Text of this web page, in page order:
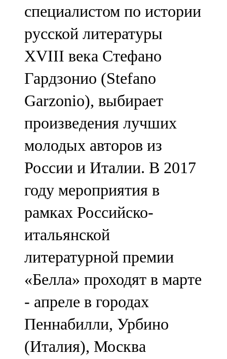
специалистом по истории
русской литературы
XVIII века Стефано
Гардзонио (Stefano
Garzonio), выбирает
произведения лучших
молодых авторов из
России и Италии. В 2017
году мероприятия в
рамках Российско-
итальянской
литературной премии
«Белла» проходят в марте
- апреле в городах
Пеннабилли, Урбино
(Италия), Москва